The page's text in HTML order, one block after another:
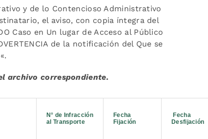
y de lo Contencioso Administrativo
el aviso, con copia íntegra del
Caso en Un lugar de Acceso al Público
de la notificación del Que se
archivo correspondiente.
N° de Infracción
al Transporte
Fecha
Fijación
Fecha
Desfijación